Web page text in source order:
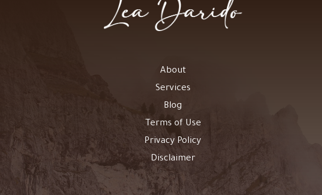
About
Services
Blog
Terms of Use
Privacy Policy
Disclaimer